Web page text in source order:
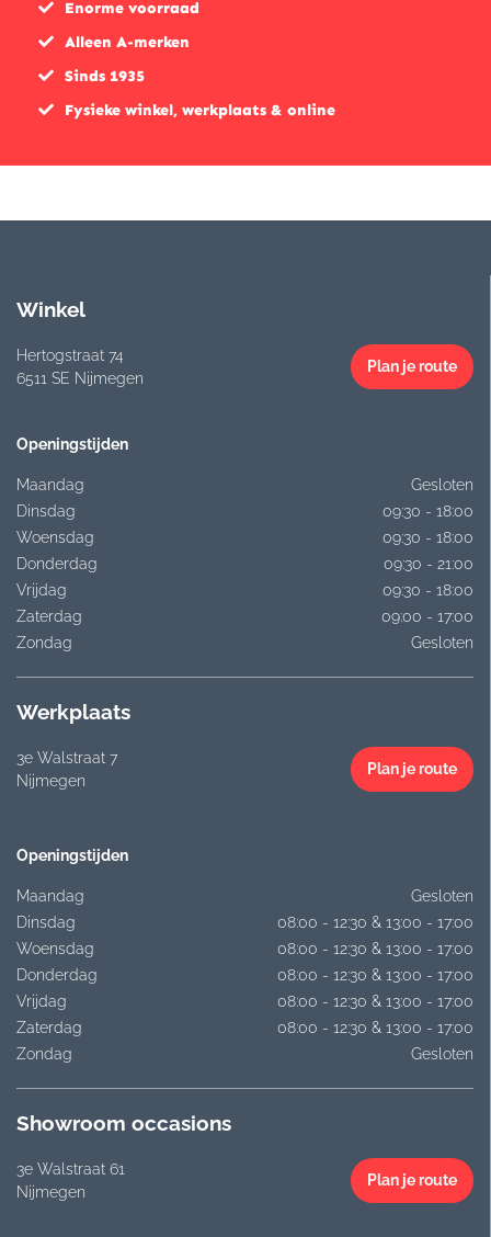
Enorme voorraad
Alleen A-merken
Sinds 1935
Fysieke winkel, werkplaats & online
Winkel
Hertogstraat 74
6511 SE Nijmegen
Plan je route
Openingstijden
Maandag
Gesloten
Dinsdag
09:30 - 18:00
Woensdag
09:30 - 18:00
Donderdag
09:30 - 21:00
Vrijdag
09:30 - 18:00
Zaterdag
09:00 - 17:00
Zondag
Gesloten
Werkplaats
3e Walstraat 7
Nijmegen
Plan je route
Openingstijden
Maandag
Gesloten
Dinsdag
08:00 - 12:30 & 13:00 - 17:00
Woensdag
08:00 - 12:30 & 13:00 - 17:00
Donderdag
08:00 - 12:30 & 13:00 - 17:00
Vrijdag
08:00 - 12:30 & 13:00 - 17:00
Zaterdag
08:00 - 12:30 & 13:00 - 17:00
Zondag
Gesloten
Showroom occasions
3e Walstraat 61
Nijmegen
Plan je route